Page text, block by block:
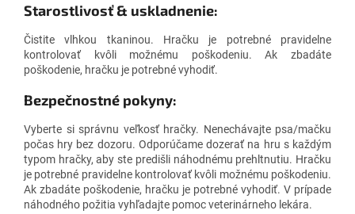
Starostlivosť & uskladnenie:
Čistite vlhkou tkaninou. Hračku je potrebné pravidelne
kontrolovať kvôli možnému poškodeniu. Ak zbadáte
poškodenie, hračku je potrebné vyhodiť.
Bezpečnostné pokyny:
Vyberte si správnu veľkosť hračky. Nenechávajte psa/mačku
počas hry bez dozoru. Odporúčame dozerať na hru s každým
typom hračky, aby ste predišli náhodnému prehltnutiu. Hračku
je potrebné pravidelne kontrolovať kvôli možnému poškodeniu.
Ak zbadáte poškodenie, hračku je potrebné vyhodiť. V prípade
náhodného požitia vyhľadajte pomoc veterinárneho lekára.